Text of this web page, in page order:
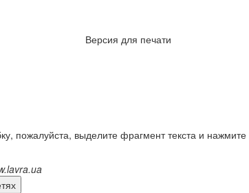
Версия для печати
пожалуйста, выделите фрагмент текста и нажмите